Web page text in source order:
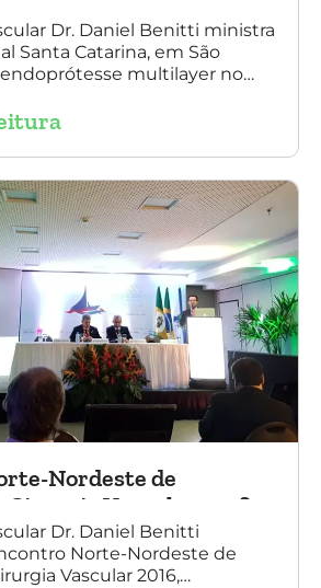
Dr. Daniel Benitti ministra
Santa Catarina, em São
endoprótesse multilayer no
e mundial com esta
à direita Dr. Carlos Alberto
Nordeste de
Cirurgia Vascular 2016
Dr. Daniel Benitti
Norte-Nordeste de
Vascular 2016,